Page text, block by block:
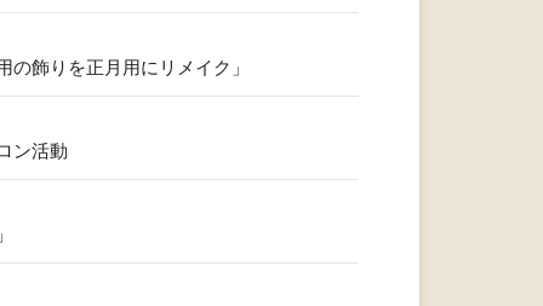
飾りを正月用にリメイク」
ン活動